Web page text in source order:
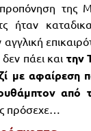
της
ήταν
πάει και την
με αφαίρεση
από
πρόσεχε…